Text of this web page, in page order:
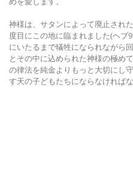
神様は、サタンによって廃止され
度目にこの地に臨まれました(ヘブ
にいたるまで犠牲になられながら
とその中に込められた神様の極め
の律法を純金よりもっと大切にし
す天の子どもたちにならなければな